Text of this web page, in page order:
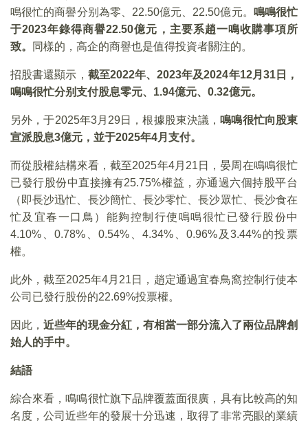
鳴很忙的商譽分别為零、22.50億元、22.50億元。 鳴鳴很忙
于2023年錄得商譽22.50億元，主要系趙一鳴收購事項所
致。
同樣的，高企的商譽也是值得投資者關注的。
招股書還顯示， 截至2022年、2023年及2024年12月31日，
鳴鳴很忙分别支付股息零元、1.94億元、0.32億元。
另外，于2025年3月29日，根據股東決議，鳴鳴很忙向股東
宣派股息3億元，並于2025年4月支付。
而從股權結構來看，截至2025年4月21日，晏周在鳴鳴很忙
已發行股份中直接擁有25.75%權益，亦通過六個持股平台
（即長沙迅忙、長沙簡忙、長沙零忙、長沙眾忙、長沙食在
忙及宜春一口鳥）能夠控制行使鳴鳴很忙已發行股份中
4.10%、0.78%、0.54%、4.34%、0.96%及3.44%的投票
權。
此外，截至2025年4月21日，趙定通過宜春鳥窩控制行使本
公司已發行股份的22.69%投票權。
因此，近些年的現金分紅，有相當一部分流入了兩位品牌創
始人的手中。
結語
綜合來看，鳴鳴很忙旗下品牌覆蓋面很廣，具有比較高的知
名度，公司近些年的發展十分迅速，取得了非常亮眼的業績